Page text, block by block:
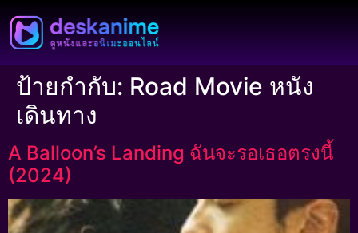
ป้ายกำกับ: Road Movie หนัง
เดินทาง
A Balloon’s Landing ฉันจะรอเธอตรงนี้
(2024)